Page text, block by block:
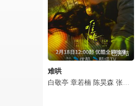
已完结
难哄
白敬亭 章若楠 陈昊森 张淼怡